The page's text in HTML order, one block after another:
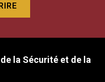
la Sécurité et de la